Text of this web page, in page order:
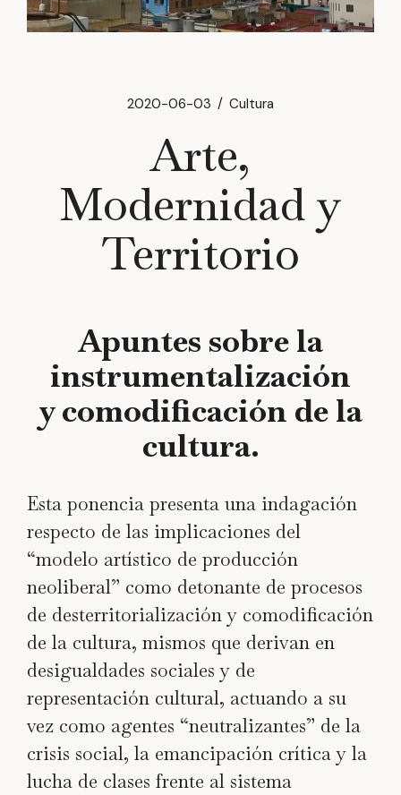
2020-06-03 Cultura
Arte,
Modernidad y
Territorio
Apuntes sobre la
instrumentalización
y comodificación de la
cultura.
Esta ponencia presenta una indagación
respecto de las implicaciones del
“modelo artístico de producción
neoliberal” como detonante de procesos
de desterritorialización y comodificación
de la cultura, mismos que derivan en
desigualdades sociales y de
representación cultural, actuando a su
vez como agentes “neutralizantes” de la
crisis social, la emancipación crítica y la
lucha de clases frente al sistema